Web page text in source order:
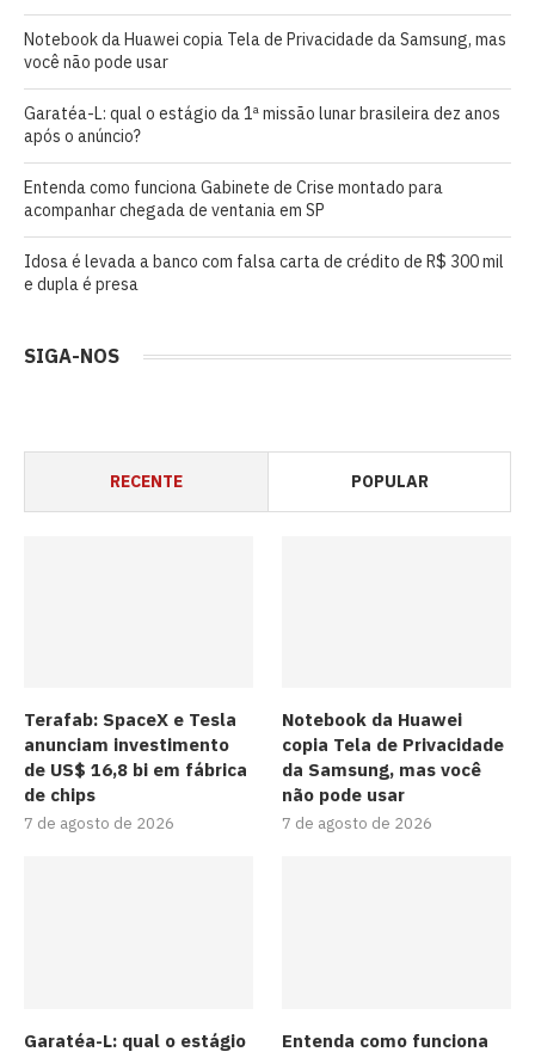
Notebook da Huawei copia Tela de Privacidade da Samsung, mas
você não pode usar
Garatéa-L: qual o estágio da 1ª missão lunar brasileira dez anos
após o anúncio?
Entenda como funciona Gabinete de Crise montado para
acompanhar chegada de ventania em SP
Idosa é levada a banco com falsa carta de crédito de R$ 300 mil
e dupla é presa
SIGA-NOS
RECENTE POPULAR
Terafab: SpaceX e Tesla
anunciam investimento
de US$ 16,8 bi em fábrica
de chips
7 de agosto de 2026
Notebook da Huawei
copia Tela de Privacidade
da Samsung, mas você
não pode usar
7 de agosto de 2026
Garatéa-L: qual o estágio
Entenda como funciona